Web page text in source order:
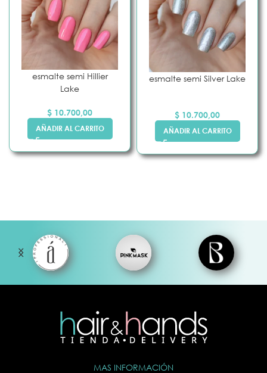
esmalte semi Hillier
Lake
$ 10.700,00
AÑADIR AL CARRITO
esmalte semi Silver Lake
$ 10.700,00
AÑADIR AL CARRITO
MAS INFORMACIÓN